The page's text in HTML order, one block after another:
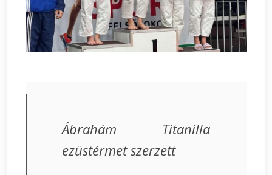
Ábrahám Titanilla
ezüstérmet szerzett